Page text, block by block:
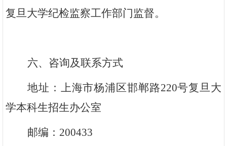
复旦大学纪检监察工作部门监督。
六、咨询及联系方式
地址：上海市杨浦区邯郸路220号复旦大
学本科生招生办公室
邮编：200433